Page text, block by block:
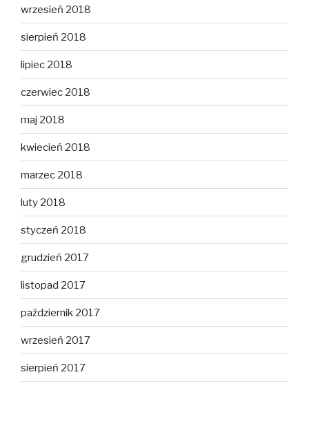
wrzesień 2018
sierpień 2018
lipiec 2018
czerwiec 2018
maj 2018
kwiecień 2018
marzec 2018
luty 2018
styczeń 2018
grudzień 2017
listopad 2017
październik 2017
wrzesień 2017
sierpień 2017